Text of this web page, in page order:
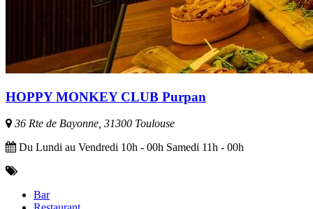
HOPPY MONKEY CLUB Purpan
36 Rte de Bayonne, 31300 Toulouse
Du Lundi au Vendredi 10h - 00h Samedi 11h - 00h
Bar